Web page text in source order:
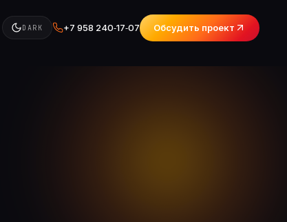
DARK +7 958 240‑17‑07 Обсудить проект